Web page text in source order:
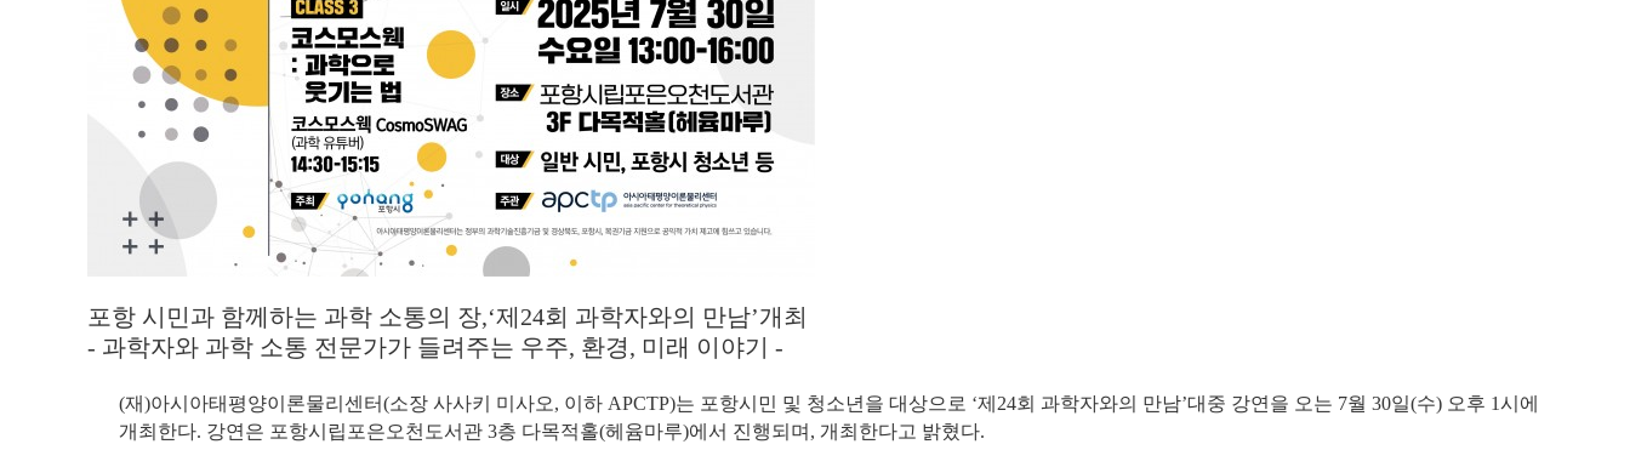
포항 시민과 함께하는 과학 소통의 장,‘제24회 과학자와의 만남’개최
- 과학자와 과학 소통 전문가가 들려주는 우주, 환경, 미래 이야기 -
(재)아시아태평양이론물리센터(소장 사사키 미사오, 이하 APCTP)는 포항시민 및 청소년을 대상으로 ‘제24회 과학자와의 만남’대중 강연을 오는 7월 30일(수) 오후 1시에
개최한다. 강연은 포항시립포은오천도서관 3층 다목적홀(헤윰마루)에서 진행되며, 개최한다고 밝혔다.